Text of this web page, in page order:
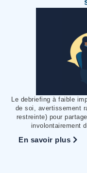
Le debriefing à faible
de soi, avertissement
restreinte) pour
involontairement
En savoir plus